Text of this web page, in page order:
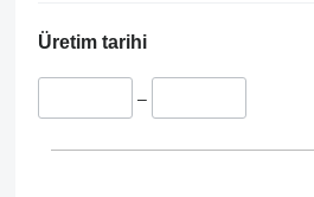
Üretim tarihi
–